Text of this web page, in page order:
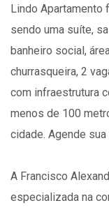
Lindo Apartamento
sendo uma suíte,
banheiro social,
churrasqueira, 2
com infraestrutura
menos de 100
cidade. Agende
A Francisco
especializada na